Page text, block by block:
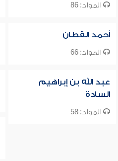
المواد: 86
أحمد القطان
المواد: 66
عبد الله بن إبراهيم
السادة
المواد: 58